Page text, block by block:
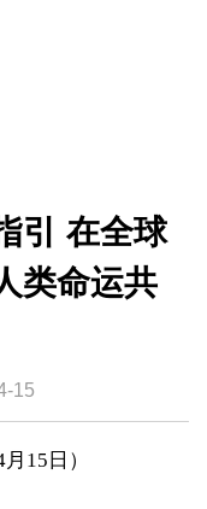
引 在全球
类命运共
15
15日）